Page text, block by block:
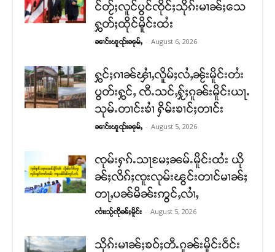
င်တႂ်ႈလူင်ပွင်ၸိုင်ႈသိုၵ်းမၢၼ်ႈသေ
ႁွတ်ႈထိုင်မိူင်းထႆး
ၼၢင်းၽူၺ်းၼုမ်ႇ - August 6, 2026
ႁွင်ႈၵၢၼ်ၾၢႆႇလိူမ်ႈလႆႇၼႂ်းမိူင်းတႆး
ပွတ်းႁွင်ႇ ၸီႉသင်ႇႁႂ်ႈၵူၼ်းမိူင်းယႃႉ
သုမ်ႉတၢင်းၶၢႆ ႁိမ်းၶၢင်ႈတၢင်း
ၼၢင်းၽူၺ်းၼုမ်ႇ - August 5, 2026
ၸုမ်းႁၵ်ႉသႃမႄႈၼမ်ႉမိူင်းထႆး ယို
ၼ်ႈလိၵ်ႈၸူးလုမ်းၽွင်းတၢင်မၢၼ်ႈ
တႃႇပၼ်မိၼ်းဢွင်ႇလၢႆႇ
ၸၢႆးသႂ်ၸိုၼ်ႈမိူင်း - August 5, 2026
သိုၵ်းမၢၼ်ႈၶဝ်ႈတီႉၵူၼ်းမိူင်းဝဵင်း